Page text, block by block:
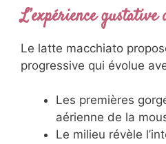
L’expérience
Le latte macchiato
progressive qui évolue
Les premières
aérienne de la
Le milieu révèle